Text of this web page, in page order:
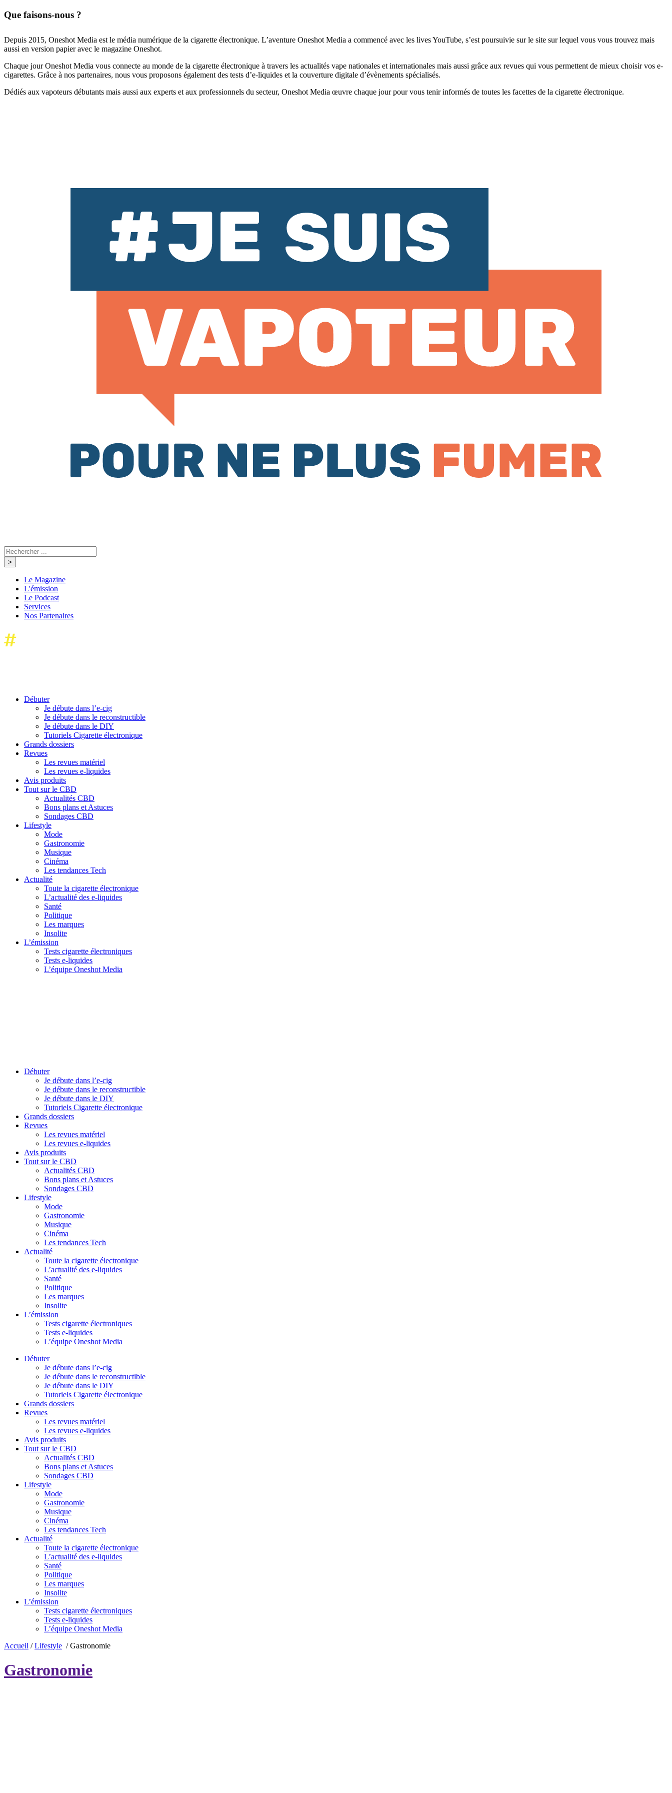
Que faisons-nous ?
Depuis 2015, Oneshot Media est le média numérique de la cigarette électronique. L’aventure Oneshot Media a commencé avec les lives YouTube, s’est poursuivie sur le site sur lequel vous vous trouvez mais
aussi en version papier avec le magazine Oneshot.
Chaque jour Oneshot Media vous connecte au monde de la cigarette électronique à travers les actualités vape nationales et internationales mais aussi grâce aux revues qui vous permettent de mieux choisir vos e-
cigarettes. Grâce à nos partenaires, nous vous proposons également des tests d’e-liquides et la couverture digitale d’évènements spécialisés.
Dédiés aux vapoteurs débutants mais aussi aux experts et aux professionnels du secteur, Oneshot Media œuvre chaque jour pour vous tenir informés de toutes les facettes de la cigarette électronique.
Le Magazine
L'émission
Le Podcast
Services
Nos Partenaires
Débuter
Je débute dans l’e-cig
Je débute dans le reconstructible
Je débute dans le DIY
Tutoriels Cigarette électronique
Grands dossiers
Revues
Les revues matériel
Les revues e-liquides
Avis produits
Tout sur le CBD
Actualités CBD
Bons plans et Astuces
Sondages CBD
Lifestyle
Mode
Gastronomie
Musique
Cinéma
Les tendances Tech
Actualité
Toute la cigarette électronique
L’actualité des e-liquides
Santé
Politique
Les marques
Insolite
L’émission
Tests cigarette électroniques
Tests e-liquides
L’équipe Oneshot Media
Débuter
Je débute dans l’e-cig
Je débute dans le reconstructible
Je débute dans le DIY
Tutoriels Cigarette électronique
Grands dossiers
Revues
Les revues matériel
Les revues e-liquides
Avis produits
Tout sur le CBD
Actualités CBD
Bons plans et Astuces
Sondages CBD
Lifestyle
Mode
Gastronomie
Musique
Cinéma
Les tendances Tech
Actualité
Toute la cigarette électronique
L’actualité des e-liquides
Santé
Politique
Les marques
Insolite
L’émission
Tests cigarette électroniques
Tests e-liquides
L’équipe Oneshot Media
Débuter
Je débute dans l’e-cig
Je débute dans le reconstructible
Je débute dans le DIY
Tutoriels Cigarette électronique
Grands dossiers
Revues
Les revues matériel
Les revues e-liquides
Avis produits
Tout sur le CBD
Actualités CBD
Bons plans et Astuces
Sondages CBD
Lifestyle
Mode
Gastronomie
Musique
Cinéma
Les tendances Tech
Actualité
Toute la cigarette électronique
L’actualité des e-liquides
Santé
Politique
Les marques
Insolite
L’émission
Tests cigarette électroniques
Tests e-liquides
L’équipe Oneshot Media
Accueil /Lifestyle /Gastronomie
Gastronomie